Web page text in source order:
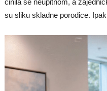
činila se neupitnom, a
su sliku skladne porodice.